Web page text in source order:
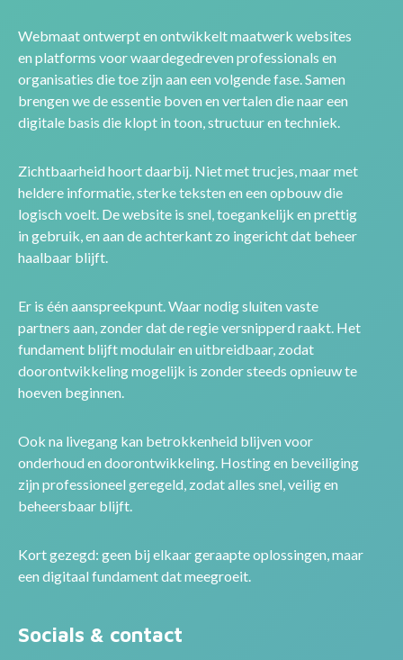
Webmaat ontwerpt en ontwikkelt maatwerk websites
en platforms voor waardegedreven professionals en
organisaties die toe zijn aan een volgende fase. Samen
brengen we de essentie boven en vertalen die naar een
digitale basis die klopt in toon, structuur en techniek.
Zichtbaarheid hoort daarbij. Niet met trucjes, maar met
heldere informatie, sterke teksten en een opbouw die
logisch voelt. De website is snel, toegankelijk en prettig
in gebruik, en aan de achterkant zo ingericht dat beheer
haalbaar blijft.
Er is één aanspreekpunt. Waar nodig sluiten vaste
partners aan, zonder dat de regie versnipperd raakt. Het
fundament blijft modulair en uitbreidbaar, zodat
doorontwikkeling mogelijk is zonder steeds opnieuw te
hoeven beginnen.
Ook na livegang kan betrokkenheid blijven voor
onderhoud en doorontwikkeling. Hosting en beveiliging
zijn professioneel geregeld, zodat alles snel, veilig en
beheersbaar blijft.
Kort gezegd: geen bij elkaar geraapte oplossingen, maar
een digitaal fundament dat meegroeit.
Socials & contact